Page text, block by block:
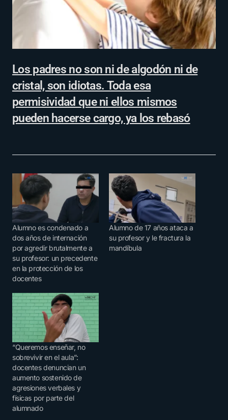
Los padres no son ni de algodón ni de
cristal, son idiotas. Toda esa
permisividad que ni ellos mismos
pueden hacerse cargo, ya los rebasó
Alumno es condenado a
dos años de internación
por agredir brutalmente a
su profesor: un precedente
en la protección de los
docentes
Alumno de 17 años ataca a
su profesor y le fractura la
mandíbula
“Queremos enseñar, no
sobrevivir en el aula”:
docentes denuncian un
aumento sostenido de
agresiones verbales y
físicas por parte del
alumnado